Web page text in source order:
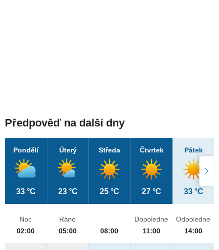
Předpověď na další dny
Pondělí
33 °C
Úterý
23 °C
Středa
25 °C
Čtvrtek
27 °C
Pátek
33 °C
Noc
02:00
Ráno
05:00
08:00
Dopoledne
11:00
Odpoledne
14:00